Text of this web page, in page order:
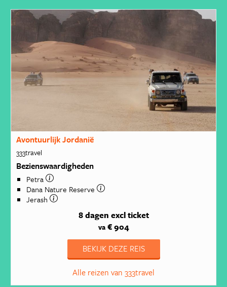
Avontuurlijk Jordanië
333travel
Bezienswaardigheden
Petra
Dana Nature Reserve
Jerash
8 dagen excl ticket
va€ 904
BEKIJK DEZE REIS
Alle reizen van 333travel